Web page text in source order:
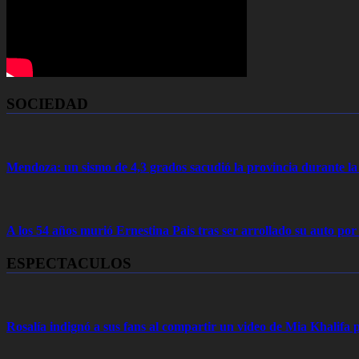
SOCIEDAD
Mendoza: un sismo de 4,3 grados sacudió la provincia durante
A los 54 años murió Ernestina Pais tras ser arrollado su auto
ESPECTACULOS
Rosalía indignó a sus fans al compartir un video de Mia Khalifa